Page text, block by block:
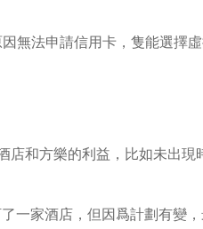
無法申請信用卡，隻能選擇
和方樂的利益，比如未出
一家酒店，但因爲計劃有變